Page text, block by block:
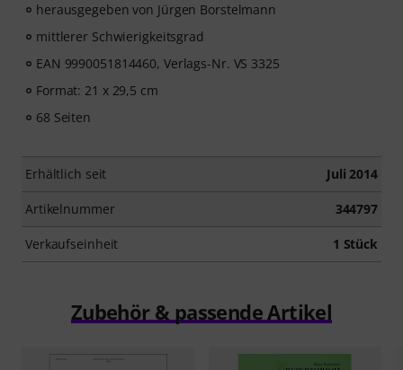
herausgegeben von Jürgen Borstelmann
mittlerer Schwierigkeitsgrad
EAN 9990051814460, Verlags-Nr. VS 3325
Format: 21 x 29,5 cm
68 Seiten
Erhältlich seit Juli 2014
Artikelnummer 344797
Verkaufseinheit 1 Stück
Zubehör & passende Artikel